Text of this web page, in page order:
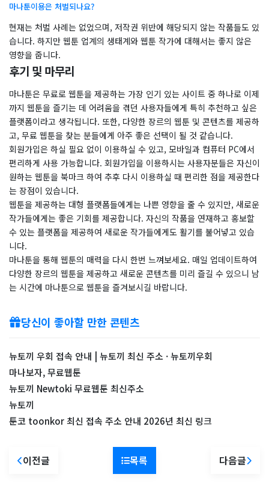
마나툰이용은 처벌되나요?
현재는 처벌 사례는 없었으며, 저작권 위반에 해당되지 않는 작품들도 있
습니다. 하지만 웹툰 업계의 생태계와 웹툰 작가에 대해서는 좋지 않은
영향을 줍니다.
후기 및 마무리
마나툰은 무료로 웹툰을 제공하는 가장 인기 있는 사이트 중 하나로 이제
까지 웹툰을 즐기는 데 어려움을 겪던 사용자들에게 특히 추천하고 싶은
플랫폼이라고 생각됩니다. 또한, 다양한 장르의 웹툰 및 콘텐츠를 제공하
고, 무료 웹툰을 찾는 분들에게 아주 좋은 선택이 될 것 같습니다.
회원가입은 하실 필요 없이 이용하실 수 있고, 모바일과 컴퓨터 PC에서
편리하게 사용 가능합니다. 회원가입을 이용하시는 사용자분들은 자신이
원하는 웹툰을 북마크 하여 추후 다시 이용하실 때 편리한 점을 제공한다
는 장점이 있습니다.
웹툰을 제공하는 대형 플랫폼들에게는 나쁜 영향을 줄 수 있지만, 새로운
작가들에게는 좋은 기회를 제공합니다. 자신의 작품을 연재하고 홍보할
수 있는 플랫폼을 제공하여 새로운 작가들에게도 활기를 불어넣고 있습
니다.
마나툰을 통해 웹툰의 매력을 다시 한번 느껴보세요. 매일 업데이트하여
다양한 장르의 웹툰을 제공하고 새로운 콘텐츠를 미리 즐길 수 있으니 남
는 시간에 마나툰으로 웹툰을 즐겨보시길 바랍니다.
당신이 좋아할 만한 콘텐츠
뉴토끼 우회 접속 안내 | 뉴토끼 최신 주소 · 뉴토끼우회
마나보자, 무료웹툰
뉴토끼 Newtoki 무료웹툰 최신주소
뉴토끼
툰코 toonkor 최신 접속 주소 안내 2026년 최신 링크
이전글 목록 다음글